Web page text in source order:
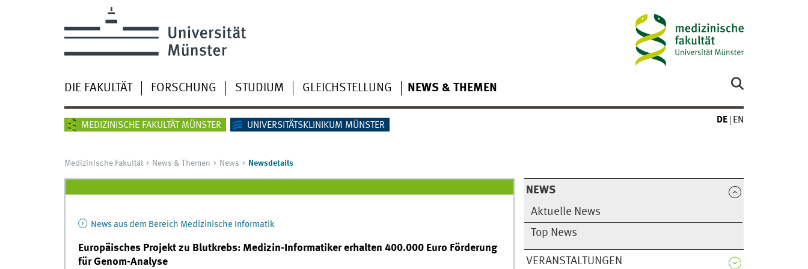
DIE FAKULTÄT FORSCHUNG STUDIUM GLEICHSTELLUNG NEWS & THEMEN
MEDIZINISCHE FAKULTÄT MÜNSTER UNIVERSITÄTSKLINIKUM MÜNSTER
DE EN
Medizinische Fakultät News & Themen News Newsdetails
NEWS
Aktuelle News
Top News
VERANSTALTUNGEN
News aus dem Bereich Medizinische Informatik
Europäisches Projekt zu Blutkrebs: Medizin-Informatiker erhalten 400.000 Euro Förderung
für Genom-Analyse